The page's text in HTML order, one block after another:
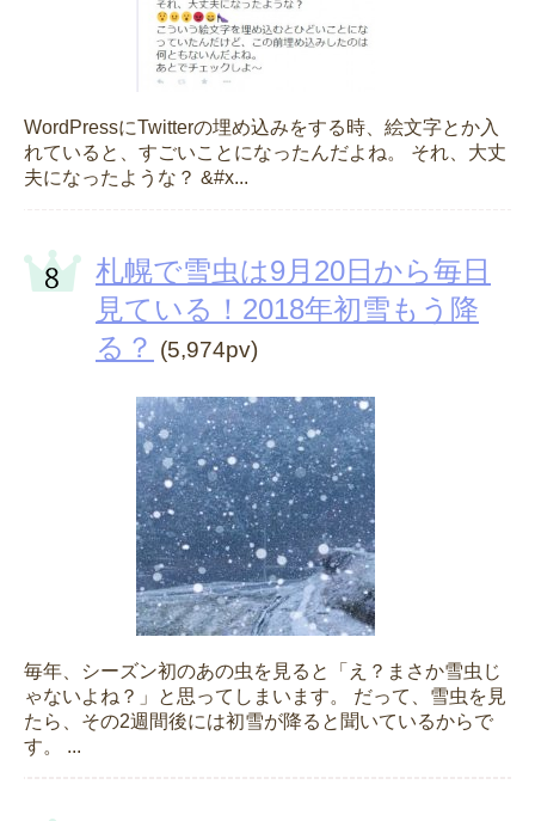
WordPressにTwitterの埋め込みをする時、絵文字とか入
れていると、すごいことになったんだよね。 それ、大丈
夫になったような？ &#x...
札幌で雪虫は9月20日から毎日
見ている！2018年初雪もう降
る？ (5,974pv)
毎年、シーズン初のあの虫を見ると「え？まさか雪虫じ
ゃないよね？」と思ってしまいます。 だって、雪虫を見
たら、その2週間後には初雪が降ると聞いているからで
す。 ...